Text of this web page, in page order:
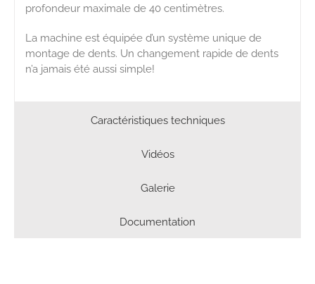
profondeur maximale de 40 centimètres.
La machine est équipée d’un système unique de
montage de dents. Un changement rapide de dents
n’a jamais été aussi simple!
Caractéristiques techniques
Vidéos
Galerie
Documentation